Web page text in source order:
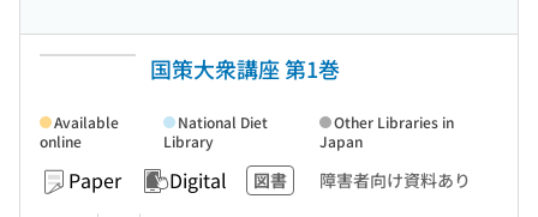
国策大衆講座 第1巻
Paper Digital 図書 障害者向け資料あり
Available
online
National Diet
Library
Other Libraries in
Japan